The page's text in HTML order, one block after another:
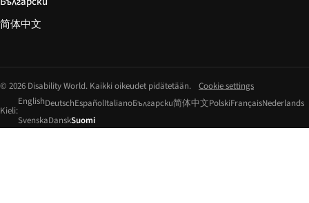
简体中文
© 2026 Disability World. Kaikki oikeudet pidätetään. Cookie settings
Kieli:
EnglishDeutschEspañolItalianoБългарски简体中文PolskiFrançaisNederlands
SvenskaDanskSuomi